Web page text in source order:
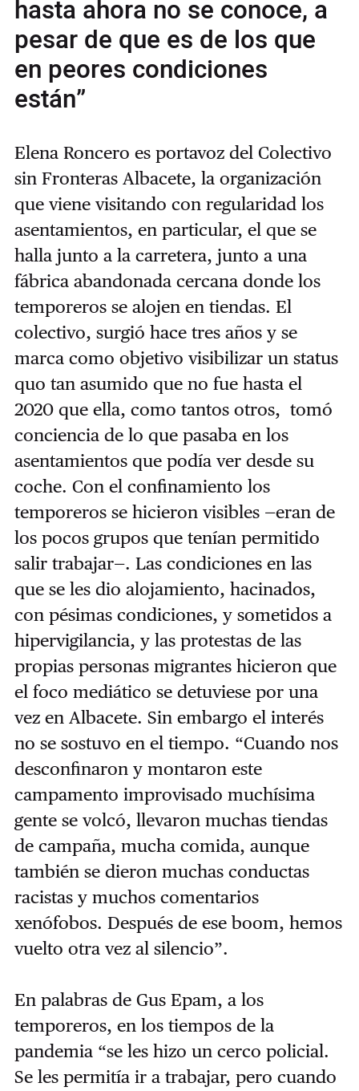
hasta ahora no se conoce, a
pesar de que es de los que
en peores condiciones
están”
Elena Roncero es portavoz del Colectivo
sin Fronteras Albacete, la organización
que viene visitando con regularidad los
asentamientos, en particular, el que se
halla junto a la carretera, junto a una
fábrica abandonada cercana donde los
temporeros se alojen en tiendas. El
colectivo, surgió hace tres años y se
marca como objetivo visibilizar un status
quo tan asumido que no fue hasta el
2020 que ella, como tantos otros, tomó
conciencia de lo que pasaba en los
asentamientos que podía ver desde su
coche. Con el confinamiento los
temporeros se hicieron visibles —eran de
los pocos grupos que tenían permitido
salir trabajar—. Las condiciones en las
que se les dio alojamiento, hacinados,
con pésimas condiciones, y sometidos a
hipervigilancia, y las protestas de las
propias personas migrantes hicieron que
el foco mediático se detuviese por una
vez en Albacete. Sin embargo el interés
no se sostuvo en el tiempo. “Cuando nos
desconfinaron y montaron este
campamento improvisado muchísima
gente se volcó, llevaron muchas tiendas
de campaña, mucha comida, aunque
también se dieron muchas conductas
racistas y muchos comentarios
xenófobos. Después de ese boom, hemos
vuelto otra vez al silencio”.
En palabras de Gus Epam, a los
temporeros, en los tiempos de la
pandemia “se les hizo un cerco policial.
Se les permitía ir a trabajar, pero cuando